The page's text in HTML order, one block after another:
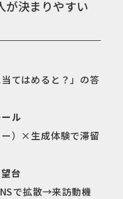
が決まりやすい
てはめると？」の答
ル
）×生成体験で滞留
台
で拡散→来訪動機